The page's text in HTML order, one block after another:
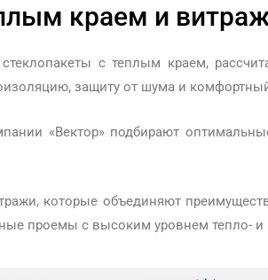
краем и
с теплым краем,
защиту от шума и
«Вектор» подбирают
которые объединяют
проемы с высоким уровнем тепло- и